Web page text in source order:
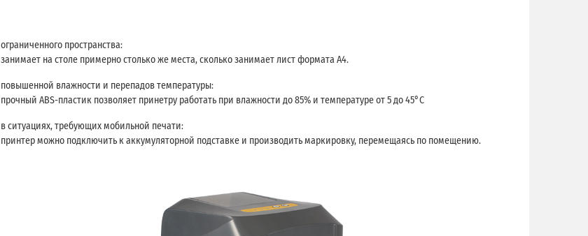
ограниченного пространства:
занимает на столе примерно столько же места, сколько занимает лист формата А4.
повышенной влажности и перепадов температуры:
прочный ABS-пластик позволяет принетру работать при влажности до 85% и температуре от 5 до 45°C
в ситуациях, требующих мобильной печати:
принтер можно подключить к аккумуляторной подставке и производить маркировку, перемещаясь по помещению.